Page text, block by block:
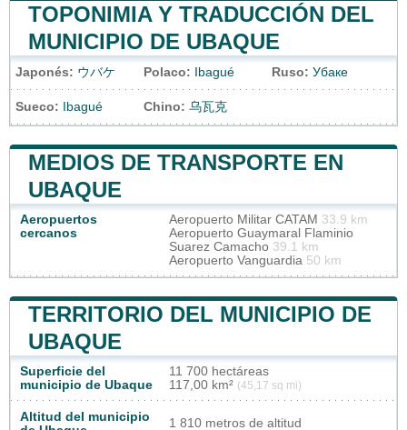
TOPONIMIA Y TRADUCCIÓN DEL
MUNICIPIO DE UBAQUE
Japonés: ウバケ Polaco: Ibagué Ruso: Убаке
Sueco: Ibagué Chino: 乌瓦克
MEDIOS DE TRANSPORTE EN
UBAQUE
Aeropuertos
cercanos
Aeropuerto Militar CATAM 33.9 km
Aeropuerto Guaymaral Flaminio
Suarez Camacho 39.1 km
Aeropuerto Vanguardia 50 km
TERRITORIO DEL MUNICIPIO DE
UBAQUE
Superficie del
municipio de Ubaque
11 700 hectáreas
117,00 km² (45,17 sq mi)
Altitud del municipio
1 810 metros de altitud